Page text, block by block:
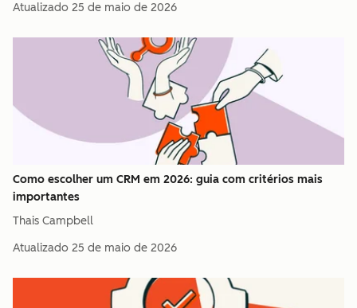
Atualizado 25 de maio de 2026
Como escolher um CRM em 2026: guia com critérios mais
importantes
Thais Campbell
Atualizado 25 de maio de 2026